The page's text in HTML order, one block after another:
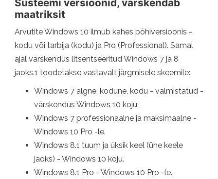
Süsteemi versioonid, värskendab
maatriksit
Arvutite Windows 10 ilmub kahes põhiversioonis -
kodu või tarbija (kodu) ja Pro (Professional). Samal
ajal värskendus litsentseeritud Windows 7 ja 8
jaoks.1 toodetakse vastavalt järgmisele skeemile:
Windows 7 algne, kodune, kodu - valmistatud -
värskendus Windows 10 koju.
Windows 7 professionaalne ja maksimaalne -
Windows 10 Pro -le.
Windows 8.1 tuum ja üksik keel (ühe keele
jaoks) - Windows 10 koju.
Windows 8.1 Pro - Windows 10 Pro -le.